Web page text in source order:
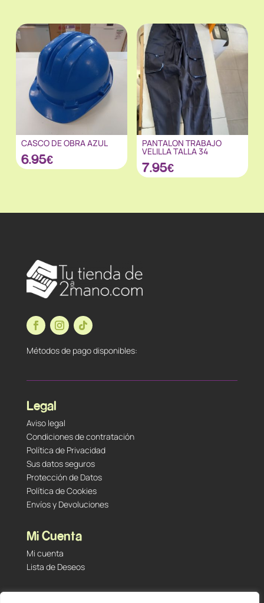
CASCO DE OBRA AZUL
6.95€
PANTALON TRABAJO
VELILLA TALLA 34
7.95€
Métodos de pago disponibles:
Legal
Aviso legal
Condiciones de contratación
Política de Privacidad
Sus datos seguros
Protección de Datos
Política de Cookies
Envíos y Devoluciones
Mi Cuenta
Mi cuenta
Lista de Deseos